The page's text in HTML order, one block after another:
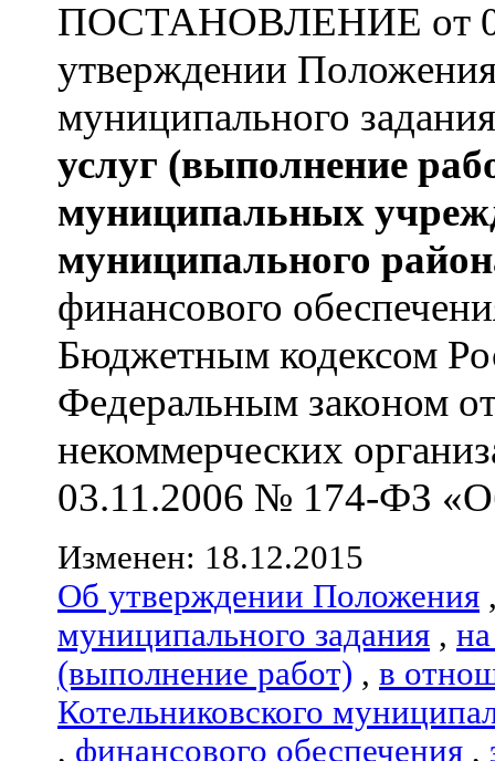
ПОСТАНОВЛЕНИЕ от
утверждении
муниципального
услуг (выполнение
муниципальных
муниципального
финансового
Бюджетным кодексом
Федеральным законом
некоммерческих
03.11.2006 № 174-ФЗ
Изменен: 18.12.2015
Об утверждении Положения
муниципального задания ,
(выполнение работ) , в
Котельниковского
, финансового обеспечения ,